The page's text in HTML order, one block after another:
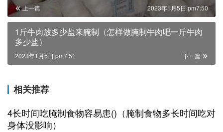
上一篇 2023年1月5日 pm7:50
1斤牛肉放多少盐来腌制（怎样做腌制牛肉吧一斤牛肉
多少盐）
下一篇
2023年1月5日 pm7:51
相关推荐
4长时间吃腌制食物容易患()（腌制食物多长时间吃对
身体没影响）